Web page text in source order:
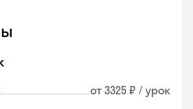
от 3325 ₽ / урок